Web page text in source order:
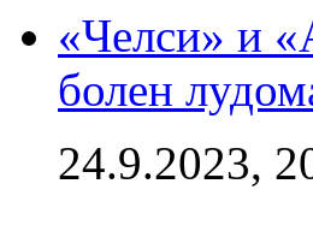
«Челси» и
болен
24.9.2023,